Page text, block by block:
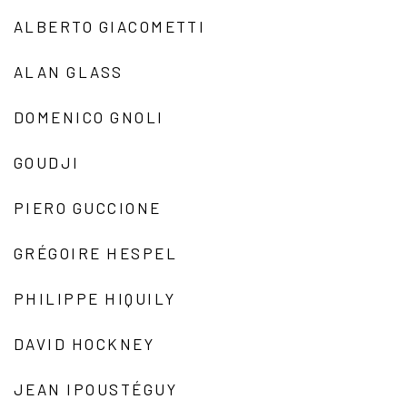
ALBERTO GIACOMETTI
ALAN GLASS
DOMENICO GNOLI
GOUDJI
PIERO GUCCIONE
GRÉGOIRE HESPEL
PHILIPPE HIQUILY
DAVID HOCKNEY
JEAN IPOUSTÉGUY